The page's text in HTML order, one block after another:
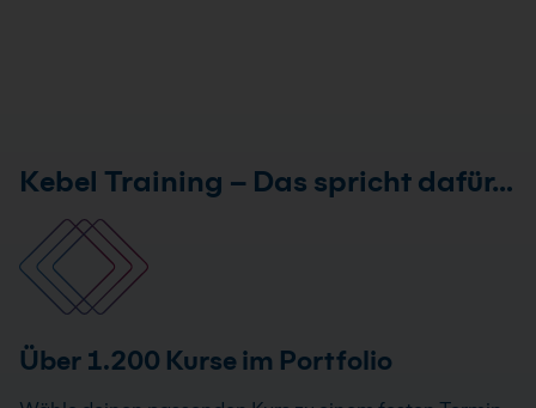
Kebel Training – Das spricht dafür…
Über 1.200 Kurse im Portfolio